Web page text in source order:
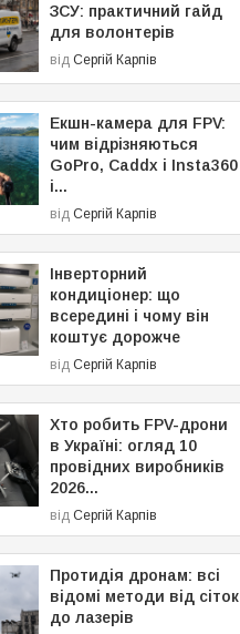
ЗСУ: практичний гайд
для волонтерів
від Сергій Карпів
Екшн-камера для FPV:
чим відрізняються
GoPro, Caddx і Insta360
і...
від Сергій Карпів
Інверторний
кондиціонер: що
всередині і чому він
коштує дорожче
від Сергій Карпів
Хто робить FPV-дрони
в Україні: огляд 10
провідних виробників
2026...
від Сергій Карпів
Протидія дронам: всі
відомі методи від сіток
до лазерів